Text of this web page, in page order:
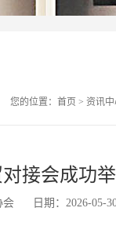
您的位置： 首页 > 资讯
接会成功
会 日期：2026-05-